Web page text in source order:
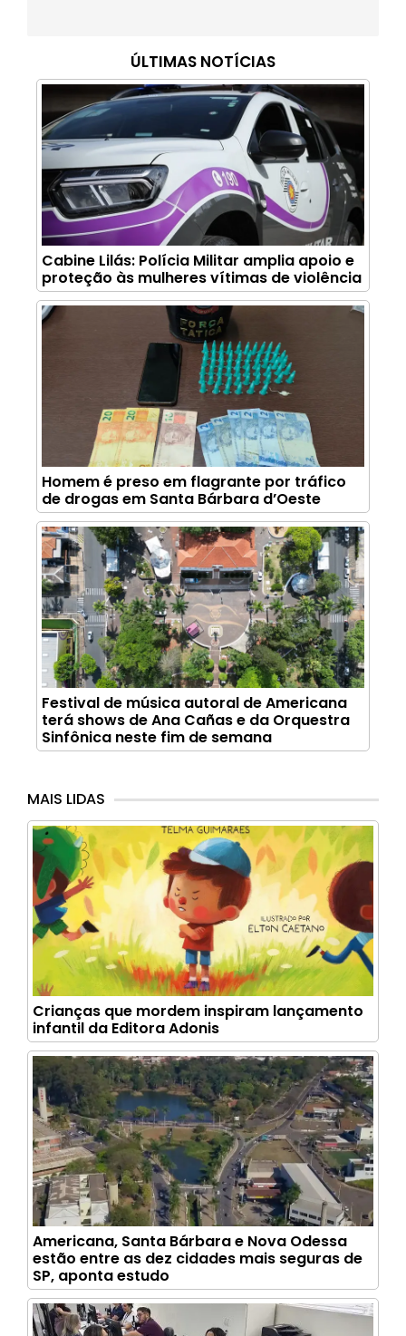
ÚLTIMAS NOTÍCIAS
Cabine Lilás: Polícia Militar amplia apoio e
proteção às mulheres vítimas de violência
Homem é preso em flagrante por tráfico
de drogas em Santa Bárbara d’Oeste
Festival de música autoral de Americana
terá shows de Ana Cañas e da Orquestra
Sinfônica neste fim de semana
MAIS LIDAS
Crianças que mordem inspiram lançamento
infantil da Editora Adonis
Americana, Santa Bárbara e Nova Odessa
estão entre as dez cidades mais seguras de
SP, aponta estudo